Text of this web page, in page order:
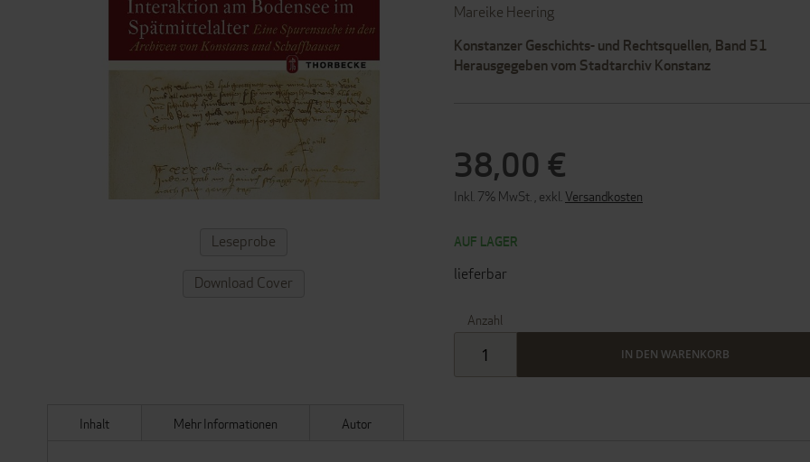
Mareike Heering
Konstanzer Geschichts- und Rechtsquellen, Band 51
Herausgegeben vom Stadtarchiv Konstanz
38,00 €
Inkl. 7% MwSt. , exkl. Versandkosten
AUF LAGER
lieferbar
Anzahl
IN DEN WARENKORB
ZUM
ANFANG
BILDERGALERIE
Leseprobe
Download Cover
Inhalt Mehr Informationen Autor